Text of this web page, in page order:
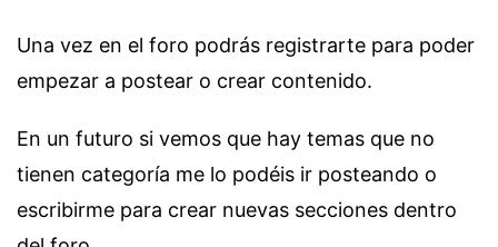
Una vez en el foro podrás registrarte para poder
empezar a postear o crear contenido.
En un futuro si vemos que hay temas que no
tienen categoría me lo podéis ir posteando o
escribirme para crear nuevas secciones dentro